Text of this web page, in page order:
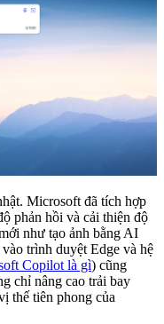
Microsoft đã tích hợp
phản hồi và cải thiện độ
như tạo ảnh bằng AI
trình duyệt Edge và hệ
Copilot là gì) cũng
chỉ nâng cao trải bay
thế tiên phong của